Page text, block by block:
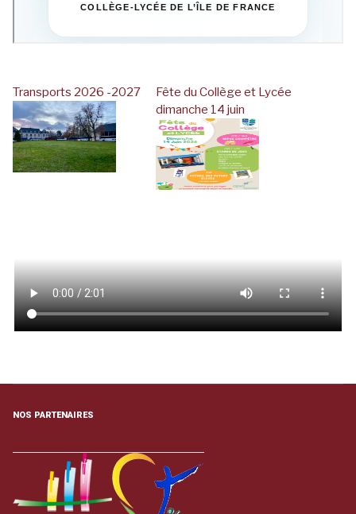
Transports 2026 -2027
Fête du Collège et Lycée
dimanche 14 juin
NOS PARTENAIRES